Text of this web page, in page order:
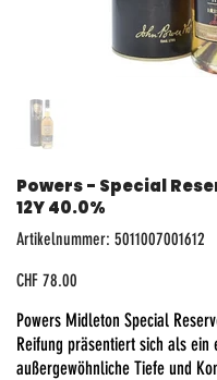
Powers - Special
12Y 40.0%
Artikelnummer: Artikelnummer:
5011007001612
5011007001612
Preis
CHF 78.00
Powers Midleton Special
Reifung präsentiert sich als ein
außergewöhnliche Tiefe und